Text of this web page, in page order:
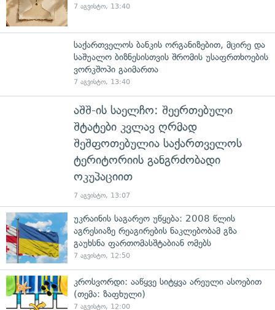
7 აგვისტო, 13:40
საქართველოს ბანკის ორგანიზებით, მცირე და
საშუალო ბიზნესისთვის შრომის უსაფრთხოების
ვორკშოპი გაიმართა
7 აგვისტო, 13:40
აშშ-ის საელჩო: შეერთებული
შტატები კვლავ ღრმად
შეშფოთებულია საქართველოს
ტერიტორიის განგრძობადი
ოკუპაციით
7 აგვისტო, 13:07
უკრაინის საგარეო უწყება: 2008 წლის
აგრესიაზე რეაგირების ნაკლებობამ გზა
გაუხსნა ფართომასშტაბიან ომებს
7 აგვისტო, 12:50
კროსვორდი: ააწყვე სიტყვა არეული ასოებით
(თემა: ზაფხული)
7 აგვისტო, 12:00